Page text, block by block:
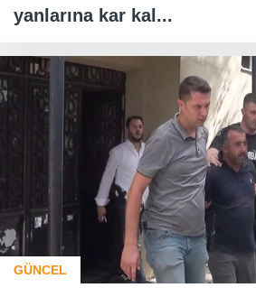
yanlarına kar kal...
GÜNCEL